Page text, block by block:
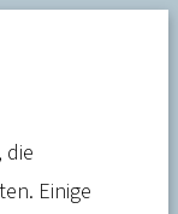
die
Einige